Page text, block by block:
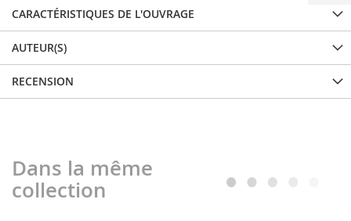
CARACTÉRISTIQUES DE L'OUVRAGE
AUTEUR(S)
RECENSION
Dans la même
collection